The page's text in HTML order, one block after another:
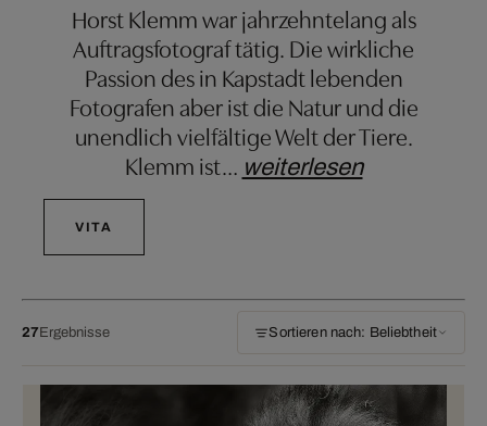
Horst Klemm war jahrzehntelang als
Auftragsfotograf tätig. Die wirkliche
Passion des in Kapstadt lebenden
Fotografen aber ist die Natur und die
unendlich vielfältige Welt der Tiere.
Klemm ist… weiterlesen
VITA
27Ergebnisse Sortieren nach: Beliebtheit